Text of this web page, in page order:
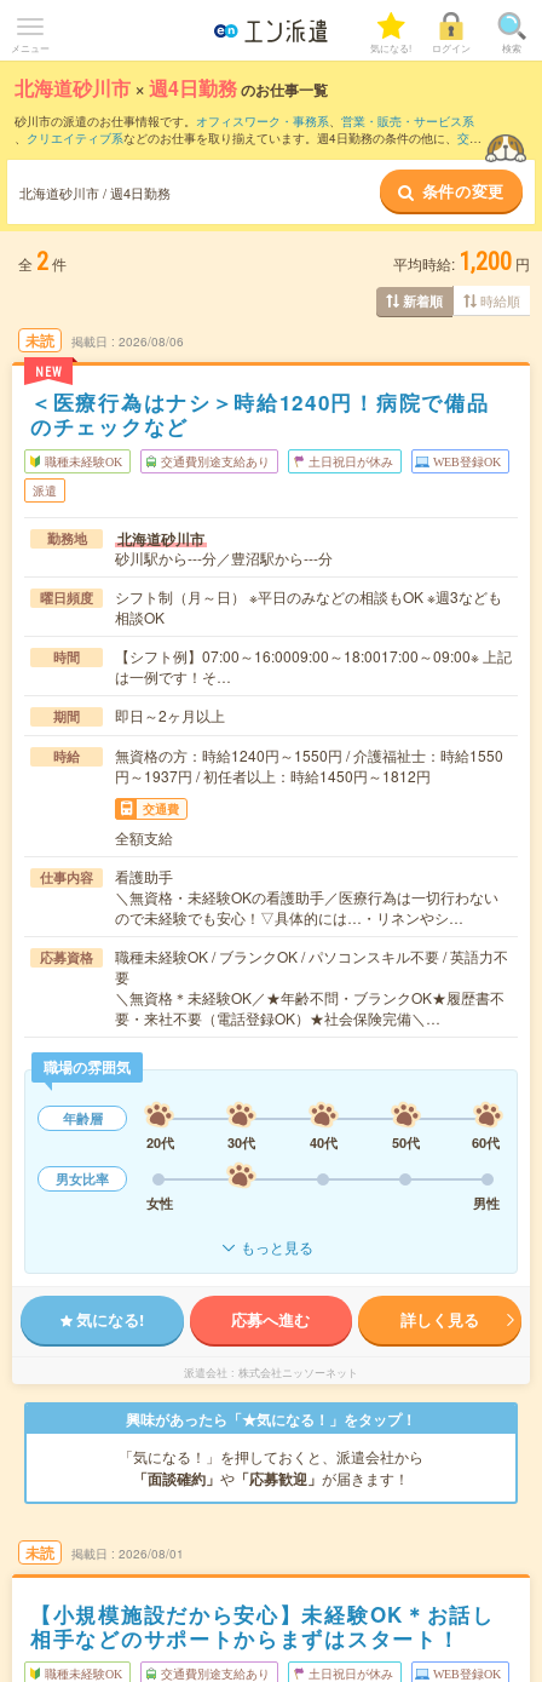
メニュー 気になる! ログイン 検索
北海道砂川市 ×週4日勤務のお仕事一覧
砂川市の派遣のお仕事情報です。 オフィスワーク・事務系、 営業・販売・サービス系
、 クリエイティブ系などのお仕事を取り揃えています。週4日勤務の条件の他に、 交通
北海道砂川市 / 週4日勤務 条件の変更
全 2件 平均時給: 1,200 円
新着順 時給順
未読
NEW
掲載日 2026/08/06
＜医療行為はナシ＞時給1240円！病院で備品
のチェックなど
職種未経験OK 交通費別途支給あり 土日祝日が休み WEB登録OK
派遣
勤務地 北海道砂川市
砂川駅から---分／豊沼駅から---分
曜日頻度
シフト制（月～日） ※平日のみなどの相談もOK ※週3なども
相談OK
時間
【シフト例】07:00～16:0009:00～18:0017:00～09:00※ 上記
は一例です！そ…
期間 即日～2ヶ月以上
時給
無資格の方：時給1240円～1550円 / 介護福祉士：時給1550
円～1937円 / 初任者以上：時給1450円～1812円
交通費
全額支給
仕事内容
看護助手
＼無資格・未経験OKの看護助手／医療行為は一切行わない
ので未経験でも安心！▽具体的には…・リネンやシ…
応募資格
職種未経験OK / ブランクOK / パソコンスキル不要 / 英語力不
要
＼無資格＊未経験OK／★年齢不問・ブランクOK★履歴書不
要・来社不要（電話登録OK）★社会保険完備＼…
職場の雰囲気
年齢層
20代
30代 40代 50代
60代
男女比率
女性
男性
もっと見る
気になる! 応募へ進む 詳しく見る
派遣会社 株式会社ニッソーネット
興味があったら「★気になる！」をタップ！
「気になる！」を押しておくと、派遣会社から
「面談確約」 や 「応募歓迎」 が届きます！
未読 掲載日 2026/08/01
【小規模施設だから安心】未経験OK＊お話し
相手などのサポートからまずはスタート！
職種未経験OK 交通費別途支給あり 土日祝日が休み WEB登録OK